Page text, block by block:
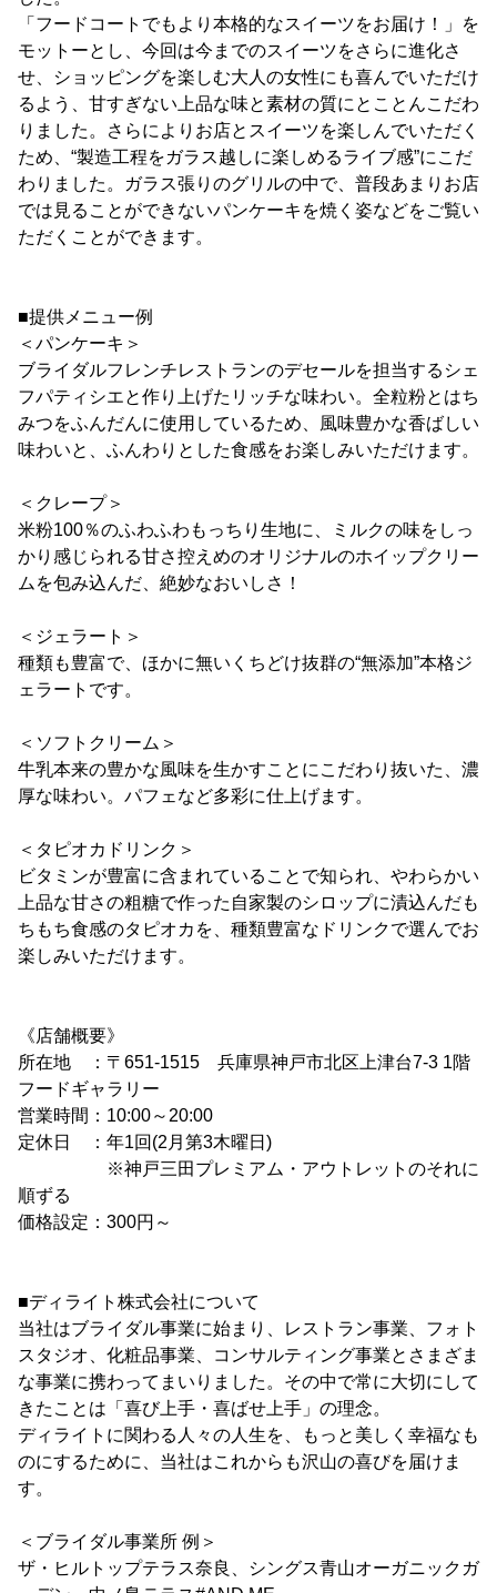
「フードコートでもより本格的なスイーツをお届け！」を
モットーとし、今回は今までのスイーツをさらに進化さ
せ、ショッピングを楽しむ大人の女性にも喜んでいただけ
るよう、甘すぎない上品な味と素材の質にとことんこだわ
りました。さらによりお店とスイーツを楽しんでいただく
ため、“製造工程をガラス越しに楽しめるライブ感”にこだ
わりました。ガラス張りのグリルの中で、普段あまりお店
では見ることができないパンケーキを焼く姿などをご覧い
ただくことができます。
■提供メニュー例
＜パンケーキ＞
ブライダルフレンチレストランのデセールを担当するシェ
フパティシエと作り上げたリッチな味わい。全粒粉とはち
みつをふんだんに使用しているため、風味豊かな香ばしい
味わいと、ふんわりとした食感をお楽しみいただけます。
＜クレープ＞
米粉100％のふわふわもっちり生地に、ミルクの味をしっ
かり感じられる甘さ控えめのオリジナルのホイップクリー
ムを包み込んだ、絶妙なおいしさ！
＜ジェラート＞
種類も豊富で、ほかに無いくちどけ抜群の“無添加”本格ジ
ェラートです。
＜ソフトクリーム＞
牛乳本来の豊かな風味を生かすことにこだわり抜いた、濃
厚な味わい。パフェなど多彩に仕上げます。
＜タピオカドリンク＞
ビタミンが豊富に含まれていることで知られ、やわらかい
上品な甘さの粗糖で作った自家製のシロップに漬込んだも
ちもち食感のタピオカを、種類豊富なドリンクで選んでお
楽しみいただけます。
《店舗概要》
所在地 ：〒651-1515 兵庫県神戸市北区上津台7-3 1階
フードギャラリー
営業時間：10:00～20:00
定休日 ：年1回(2月第3木曜日)
※神戸三田プレミアム・アウトレットのそれに
順ずる
価格設定：300円～
■ディライト株式会社について
当社はブライダル事業に始まり、レストラン事業、フォト
スタジオ、化粧品事業、コンサルティング事業とさまざま
な事業に携わってまいりました。その中で常に大切にして
きたことは「喜び上手・喜ばせ上手」の理念。
ディライトに関わる人々の人生を、もっと美しく幸福なも
のにするために、当社はこれからも沢山の喜びを届けま
す。
＜ブライダル事業所 例＞
ザ・ヒルトップテラス奈良、シングス青山オーガニックガ